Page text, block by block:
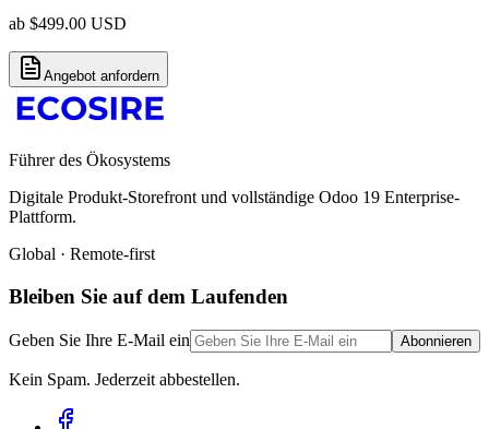
ab $499.00 USD
Angebot anfordern
Führer des Ökosystems
Digitale Produkt-Storefront und vollständige Odoo 19 Enterprise-
Plattform.
Global · Remote-first
Bleiben Sie auf dem Laufenden
Geben Sie Ihre E-Mail ein Abonnieren
Kein Spam. Jederzeit abbestellen.